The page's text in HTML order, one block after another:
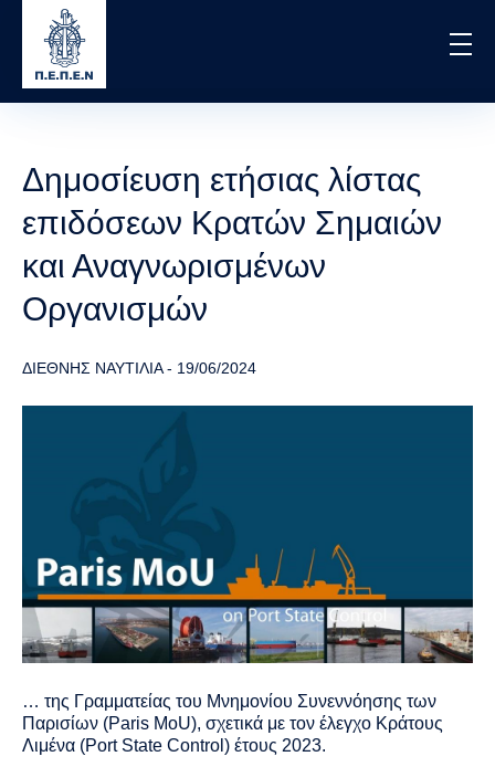
content
Δημοσίευση ετήσιας λίστας
επιδόσεων Κρατών Σημαιών
και Αναγνωρισμένων
Οργανισμών
ΔΙΕΘΝΗΣ ΝΑΥΤΙΛΙΑ- 19/06/2024
… της Γραμματείας του Μνημονίου Συνεννόησης των
Παρισίων (Paris MoU), σχετικά με τον έλεγχο Κράτους
Λιμένα (Port State Control) έτους 2023.